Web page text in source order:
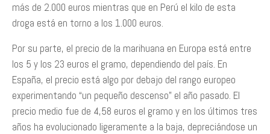
más de 2.000 euros mientras que en Perú el kilo de esta
droga está en torno a los 1.000 euros.
Por su parte, el precio de la marihuana en Europa está entre
los 5 y los 23 euros el gramo, dependiendo del país. En
España, el precio está algo por debajo del rango europeo
experimentando “un pequeño descenso” el año pasado. El
precio medio fue de 4,58 euros el gramo y en los últimos tres
años ha evolucionado ligeramente a la baja, depreciándose un